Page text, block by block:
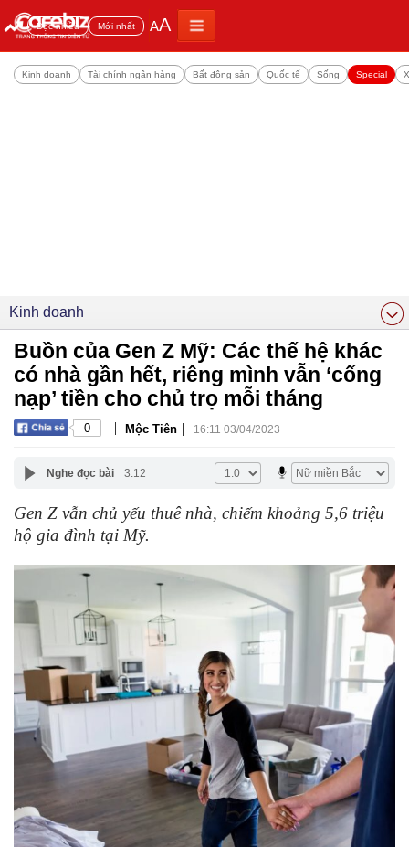
Đọc nhiều Mới nhất AA
Kinh doanh Tài chính ngân hàng Bất động sản Quốc tế Sống Special
Kinh doanh
Buồn của Gen Z Mỹ: Các thế hệ khác
có nhà gần hết, riêng mình vẫn ‘cống
nạp’ tiền cho chủ trọ mỗi tháng
0 | Mộc Tiên | 16:11 03/04/2023
Nghe đọc bài 3:12
Gen Z vẫn chủ yếu thuê nhà, chiếm khoảng 5,6 triệu
hộ gia đình tại Mỹ.